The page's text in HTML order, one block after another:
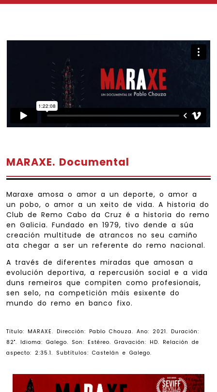
MARAXE. Documental
Maraxe amosa o amor a un deporte, o amor a
un pobo, o amor a un xeito de vida. A historia do
Club de Remo Cabo da Cruz é a historia do remo
en Galicia. Fundado en 1979, tivo dende a súa
creación multitude de atrancos no seu camiño
ata chegar a ser un referente do remo nacional.
A través de diferentes miradas que amosan a
evolución deportiva, a repercusión social e a vida
duns remeiros que compiten como profesionais,
sen selo, na competición máis esixente do
mundo do remo en banco fixo.
Título: MARAXE. Dirección: Pablo Chouza. Ano: 2021. Duración:
82". Idioma: Galego. Son: Estéreo. Gravación: HD. Relación de
aspecto: 2:35.1. Subtítulos: Castelán e Galego.